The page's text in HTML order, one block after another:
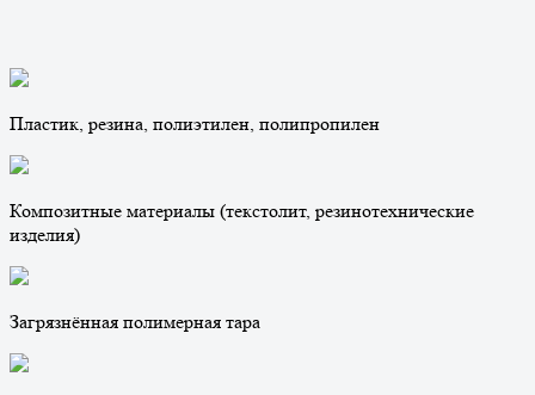
Пластик, резина, полиэтилен, полипропилен
Композитные материалы (текстолит, резинотехнические
изделия)
Загрязнённая полимерная тара